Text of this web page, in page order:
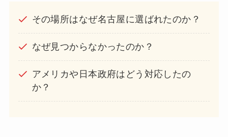
その場所はなぜ名古屋に選ばれたのか？
なぜ見つからなかったのか？
アメリカや日本政府はどう対応したの
か？